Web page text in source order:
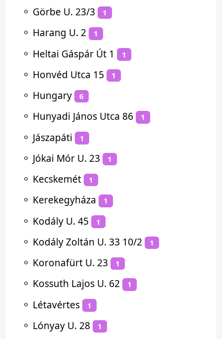
⚬ Görbe U. 23/3 1
⚬ Harang U. 2 1
⚬ Heltai Gáspár Út 1 1
⚬ Honvéd Utca 15 1
⚬ Hungary 6
⚬ Hunyadi János Utca 86 1
⚬ Jászapáti 1
⚬ Jókai Mór U. 23 1
⚬ Kecskemét 1
⚬ Kerekegyháza 1
⚬ Kodály U. 45 1
⚬ Kodály Zoltán U. 33 10/2 1
⚬ Koronafürt U. 23 1
⚬ Kossuth Lajos U. 62 1
⚬ Létavértes 1
⚬ Lónyay U. 28 1